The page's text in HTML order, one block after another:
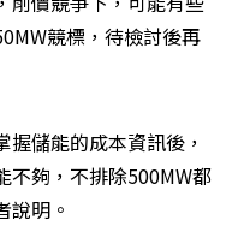
競標，待檢討後再
儲能的成本資訊後，
不夠，不排除500MW都
說明。